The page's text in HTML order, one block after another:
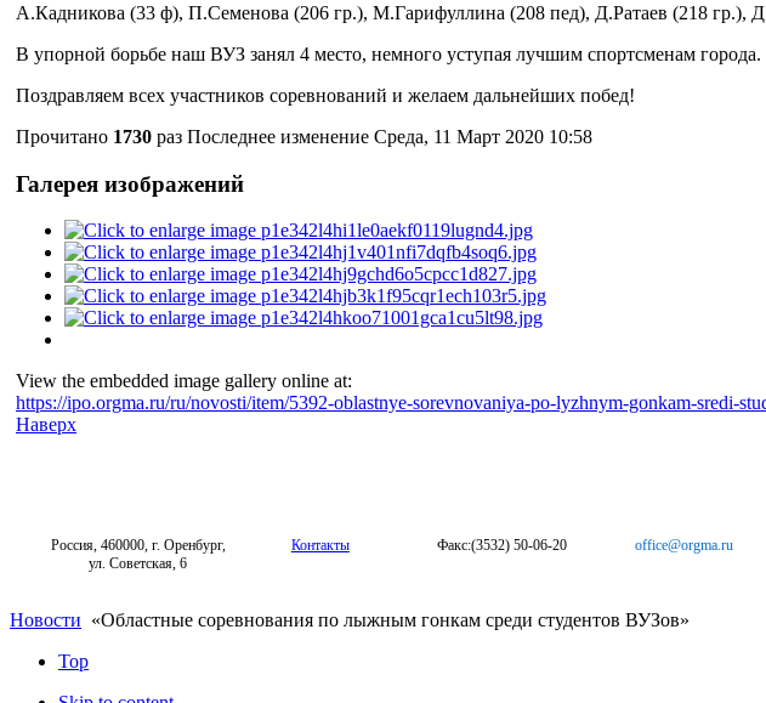
А.Кадникова (33 ф), П.Семенова (206 гр.), М.Гарифуллина (208 пед), Д.Ратаев (218
В упорной борьбе наш ВУЗ занял 4 место, немного уступая лучшим спортсменам города.
Поздравляем всех участников соревнований и желаем дальнейших побед!
Прочитано 1730 раз Последнее изменение Среда, 11 Март 2020 10:58
Галерея изображений
View the embedded image gallery online at:
https://ipo.orgma.ru/ru/novosti/item/5392-oblastnye-sorevnovaniya-po-lyzhnym-gonkam-sredi-
Наверх
Россия, 460000, г. Оренбург,
ул. Советская, 6
Контакты Факс:(3532) 50-06-20 office@orgma.ru
Новости «Областные соревнования по лыжным гонкам среди студентов ВУЗов»
Top